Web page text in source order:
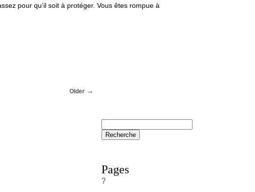
pour qu’il soit à protéger. Vous êtes rompue à
Older
Pages
?